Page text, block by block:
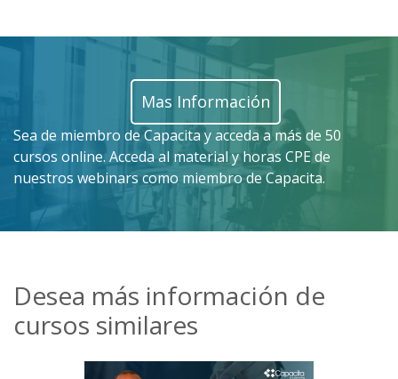
Mas Información
Sea de miembro de Capacita y acceda a más de 50
cursos online. Acceda al material y horas CPE de
nuestros webinars como miembro de Capacita.
Desea más información de
cursos similares